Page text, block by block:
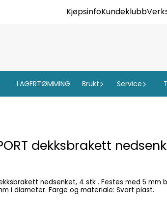
KjøpsinfoKundeklubb
LAGERTØMMING Brukt Service
dekksbrakett
nedsenket, 4 stk . Festes med 5
liner opp til 6 mm i diameter. Farge og materiale: Svart plast.